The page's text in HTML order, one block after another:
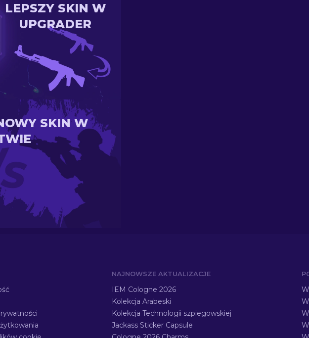
LEPSZY SKIN W
UPGRADER
SKIN W
NAJNOWSZE AKTUALIZACJE
IEM Cologne 2026
Kolekcja Arabeski
Kolekcja Technologii szpiegowskiej
Jackass Sticker Capsule